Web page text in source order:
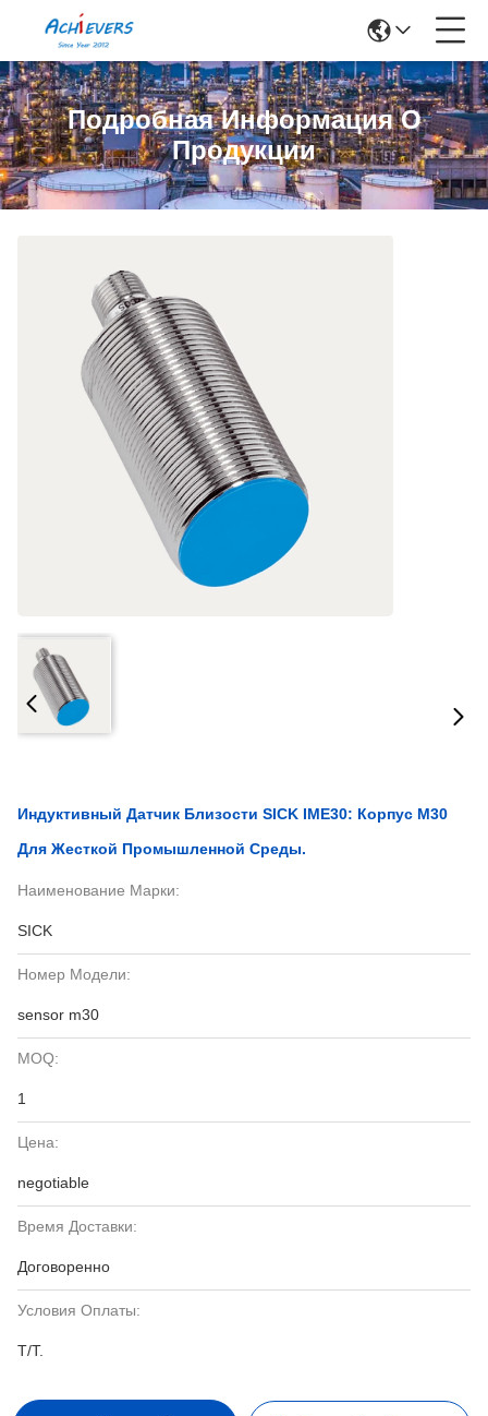
Подробная Информация О
Продукции
Индуктивный Датчик Близости SICK IME30: Корпус M30
Для Жесткой Промышленной Среды.
Наименование Марки:
SICK
Номер Модели:
sensor m30
MOQ:
1
Цена:
negotiable
Время Доставки:
Договоренно
Условия Оплаты:
T/T.